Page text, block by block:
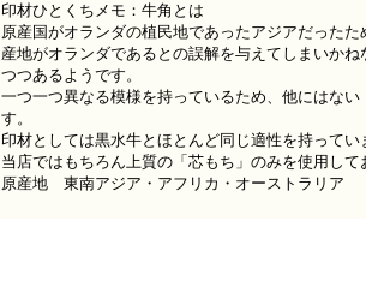
印材ひとくちメモ：牛角とは
原産国がオランダの植民地であったアジアだった
産地がオランダであるとの誤解を与えてしまいか
つつあるようです。
一つ一つ異なる模様を持っているため、他にはな
す。
印材としては黒水牛とほとんど同じ適性を持ってい
当店ではもちろん上質の「芯もち」のみを使用して
原産地 東南アジア・アフリカ・オーストラリア